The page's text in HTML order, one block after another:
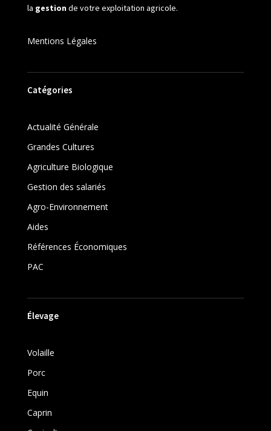
la gestionde votre exploitation agricole.
Mentions Légales
Catégories
Actualité Générale
Grandes Cultures
Agriculture Biologique
Gestion des salariés
Agro-Environnement
Aides
Références Économiques
PAC
Élevage
Volaille
Porc
Equin
Caprin